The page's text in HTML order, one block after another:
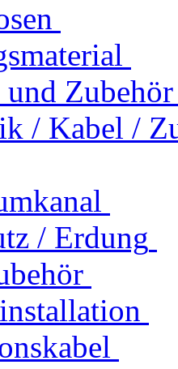
Zubehör
/ Kabel /
/ Erdung